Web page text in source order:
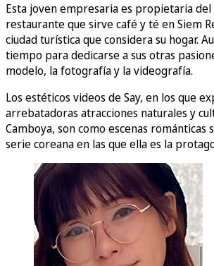
Esta joven empresaria es propietaria del
restaurante que sirve café y té en Siem
ciudad turística que considera su hogar.
tiempo para dedicarse a sus otras
modelo, la fotografía y la videografía.
Los estéticos videos de Say, en los que
arrebatadoras atracciones naturales y
Camboya, son como escenas románticas
serie coreana en las que ella es la